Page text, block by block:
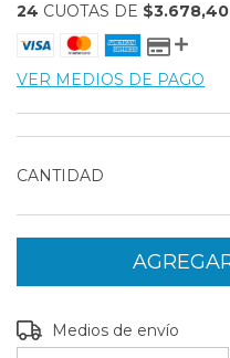
24 CUOTAS DE $3.678,40
VER MEDIOS DE PAGO
CANTIDAD
Entregas para el CP:
Medios de envío